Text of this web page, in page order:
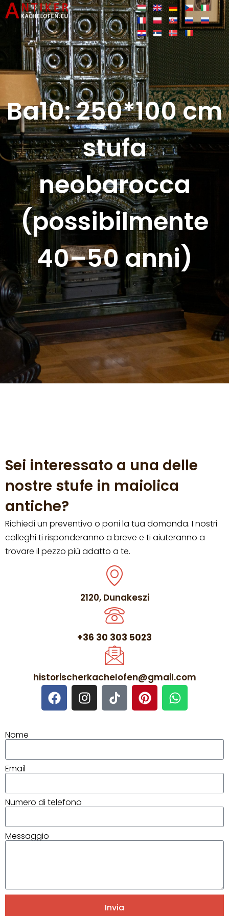
Ba10: 250*100 cm
stufa
neobarocca
(possibilmente
40–50 anni)
Sei interessato a una delle
nostre stufe in maiolica
antiche?
Richiedi un preventivo o poni la tua domanda. I nostri
colleghi ti risponderanno a breve e ti aiuteranno a
trovare il pezzo più adatto a te.
2120, Dunakeszi
+36 30 303 5023
historischerkachelofen@gmail.com
Nome
Email
Numero di telefono
Messaggio
Invia